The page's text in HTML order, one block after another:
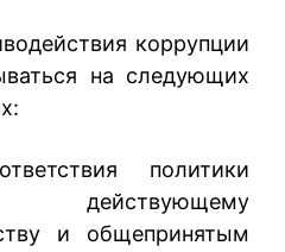
коррупции
на следующих
политики
действующему
и общепринятым